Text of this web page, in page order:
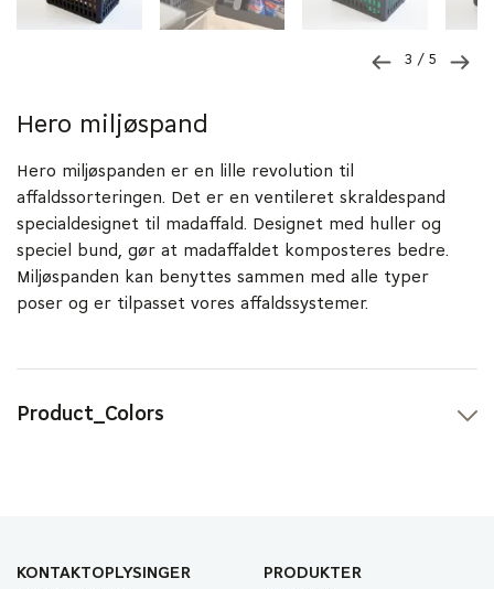
3 / 5
Hero miljøspand
Hero miljøspanden er en lille revolution til
affaldssorteringen. Det er en ventileret skraldespand
specialdesignet til madaffald. Designet med huller og
speciel bund, gør at madaffaldet komposteres bedre.
Miljøspanden kan benyttes sammen med alle typer
poser og er tilpasset vores affaldssystemer.
Product_Colors
KONTAKTOPLYSINGER
PRODUKTER